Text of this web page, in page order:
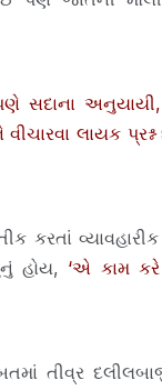
સદાના અનુયાયી,
લાયક પ્રશ્ન
કરતાં
હોય, ‘એ કામ
તીવ્ર